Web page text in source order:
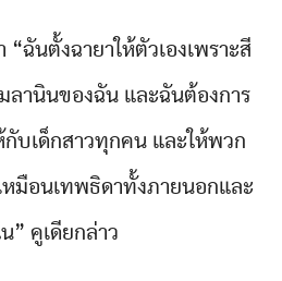
“ฉันตั้งฉายาให้ตัวเองเพราะสี
ลานินของฉัน และฉันต้องการ
กับเด็กสาวทุกคน และให้พวก
หมือนเทพธิดาทั้งภายนอกและ
” คูเดียกล่าว